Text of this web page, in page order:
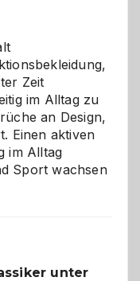
Zeit
im Alltag zu
an Design,
Einen aktiven
im Alltag
Sport wachsen
unter